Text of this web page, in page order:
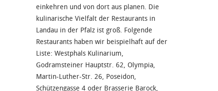
einkehren und von dort aus planen. Die
kulinarische Vielfalt der Restaurants in
Landau in der Pfalz ist groß. Folgende
Restaurants haben wir beispielhaft auf der
Liste: Westphals Kulinarium,
Godramsteiner Hauptstr. 62, Olympia,
Martin-Luther-Str. 26, Poseidon,
Schützengasse 4 oder Brasserie Barock,